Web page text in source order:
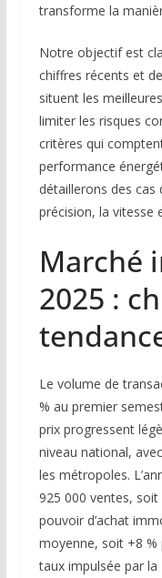
transforme la
Notre objectif est
chiffres récents et
situent les
limiter les risques
critères qui
performance
détaillerons des cas
précision, la vitesse
Marché
2025 :
Le volume de
% au premier
prix progressent
niveau national,
les métropoles.
925 000 ventes,
pouvoir d’achat
moyenne, soit +8 %
taux impulsée par la